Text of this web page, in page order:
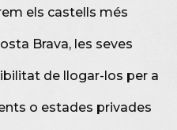
els castells més
Brava, les seves
de llogar-los per a
o estades privades